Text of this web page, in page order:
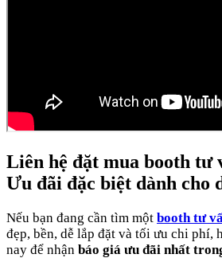
Liên hệ đặt mua booth tư
Ưu đãi đặc biệt dành cho
Nếu bạn đang cần tìm một booth tư
đẹp, bền, dễ lắp đặt và tối ưu chi phí,
nay để nhận báo giá ưu đãi nhất